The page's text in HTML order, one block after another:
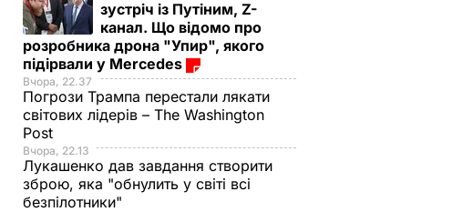
зустріч із Путіним, Z-
канал. Що відомо про
розробника дрона "Упир", якого
підірвали у Mercedes
Вчора, 22.37
Погрози Трампа перестали лякати
світових лідерів – The Washington
Post
Вчора, 22.13
Лукашенко дав завдання створити
зброю, яка "обнулить у світі всі
безпілотники"